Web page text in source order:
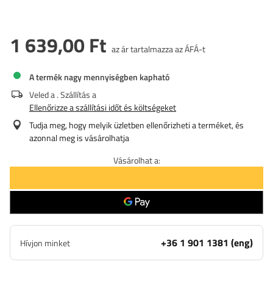
1 639,00 Ft az ár tartalmazza az ÁFÁ-t
A termék nagy mennyiségben kapható
Veled a. Szállítás a
Ellenőrizze a szállítási időt és költségeket
Tudja meg, hogy melyik üzletben ellenőrizheti a terméket, és
azonnal meg is vásárolhatja
Vásárolhat a:
Hívjon minket +36 1 901 1381 (eng)